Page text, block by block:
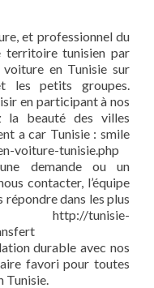
et professionnel du
territoire tunisien par
voiture en Tunisie sur
les petits groupes.
en participant à nos
la beauté des villes
a car Tunisie : smile
voiture-tunisie.php
demande ou un
contacter, l’équipe
répondre dans les plus
tunisie-
durable avec nos
favori pour toutes
Tunisie.